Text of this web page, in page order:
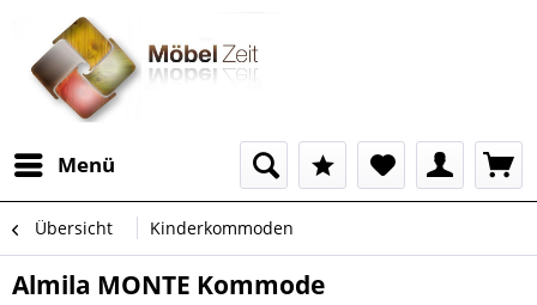
Menü
Übersicht Kinderkommoden
Almila MONTE Kommode